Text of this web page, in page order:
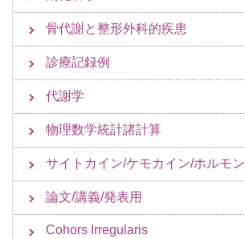
骨代謝と整形外科的疾患
診療記録例
代謝学
物理数学統計諸計算
サイトカイン/ケモカイン/ホルモン
論文/講義/発表用
Cohors Irregularis